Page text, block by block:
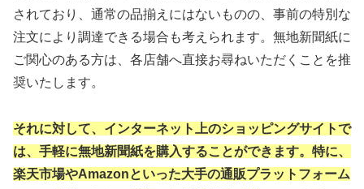
されており、通常の品揃えにはないものの、事前の特別な
注文により調達できる場合も考えられます。無地新聞紙に
ご関心のある方は、各店舗へ直接お尋ねいただくことを推
奨いたします。
それに対して、インターネット上のショッピングサイトで
は、手軽に無地新聞紙を購入することができます。特に、
楽天市場やAmazonといった大手の通販プラットフォーム